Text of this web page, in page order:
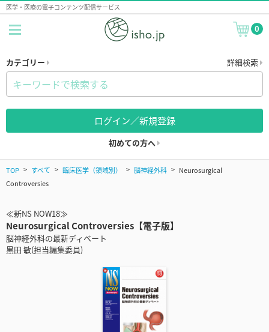
医学・医療の電子コンテンツ配信サービス
0
カテゴリー 詳細検索
ログイン／新規登録
初めての方へ
TOP すべて 臨床医学（領域別） 脳神経外科
Neurosurgical
Controversies
≪新NS NOW18≫
Neurosurgical Controversies【電子版】
脳神経外科の最新ディベート
黒田 敏(担当編集委員)